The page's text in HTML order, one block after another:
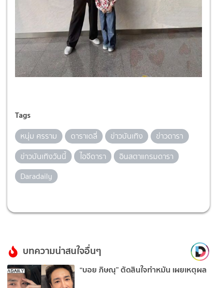
Tags
หนุ่ม ศรราม ดาราเดลี่ ข่าวบันเทิง
ข่าวดารา
ข่าวบันเทิงวันนี้
ไอจีดารา
อินสตาแกรมดารา
Daradaily
บทความน่าสนใจอื่นๆ
“บอย ภิษณุ” ตัดสินใจทำหมัน เผยเหตุผล